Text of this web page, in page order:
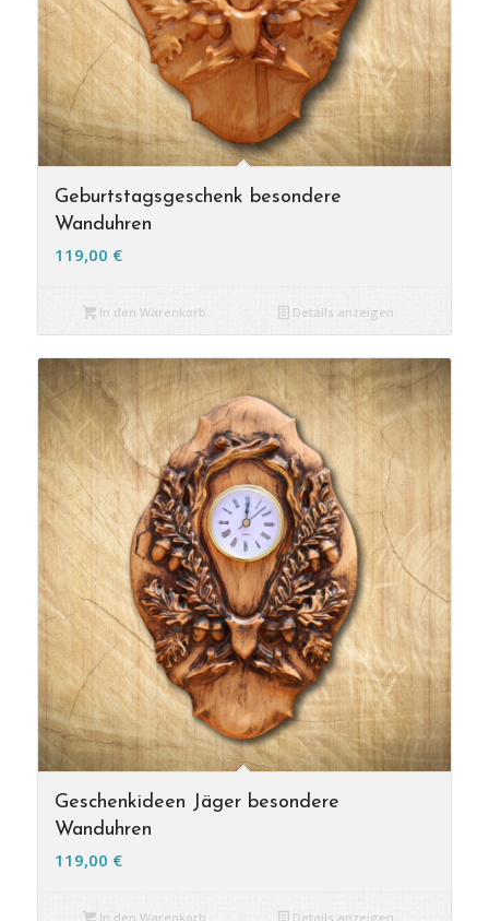
Geburtstagsgeschenk besondere
Wanduhren
119,00 €
In den Warenkorb Details anzeigen
Geschenkideen Jäger besondere
Wanduhren
119,00 €
In den Warenkorb Details anzeigen